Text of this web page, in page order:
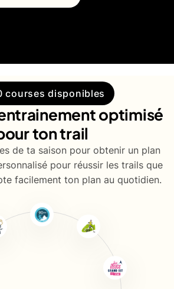
courses disponibles
optimisé
ton trail
de ta saison pour obtenir un plan
pour réussir les trails que
facilement ton plan au quotidien.